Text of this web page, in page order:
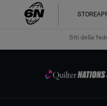
STORE
Siti della